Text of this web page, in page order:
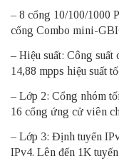
– 8 cổng 10/100/1000
cổng Combo mini-
– Hiệu suất: Công
14,88 mpps hiệu suất
– Lớp 2: Cổng nhóm
16 cổng ứng cử viên
– Lớp 3: Định tuyến
IPv4. Lên đến 1K